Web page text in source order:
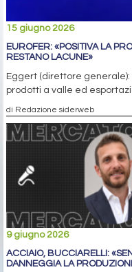
15 giugno 2026
EUROFER: «POSITIVA LA
RESTANO LACUNE»
Eggert (direttore
prodotti a valle ed
di Redazione siderweb
9 giugno 2026
ACCIAIO, BUCCIARELLI:
DANNEGGIA LA